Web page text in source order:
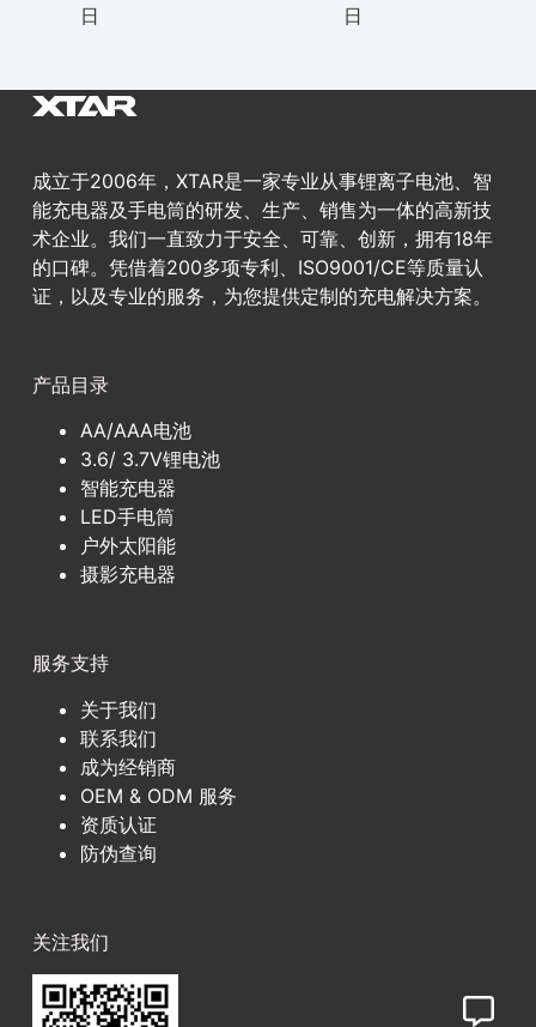
日
日
成立于2006年，XTAR是一家专业从事锂离子电池、智
能充电器及手电筒的研发、生产、销售为一体的高新技
术企业。我们一直致力于安全、可靠、创新，拥有18年
的口碑。凭借着200多项专利、ISO9001/CE等质量认
证，以及专业的服务，为您提供定制的充电解决方案。
产品目录
AA/AAA电池
3.6/ 3.7V锂电池
智能充电器
LED手电筒
户外太阳能
摄影充电器
服务支持
关于我们
联系我们
成为经销商
OEM & ODM 服务
资质认证
防伪查询
关注我们